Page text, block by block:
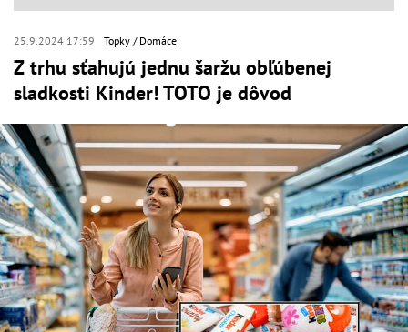
25.9.2024 17:59 Topky Domáce
Z trhu sťahujú jednu šaržu obľúbenej
sladkosti Kinder! TOTO je dôvod